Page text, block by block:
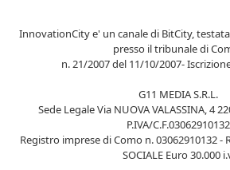
InnovationCity e' un canale di BitCity,
presso il tribunale di
n. 21/2007 del 11/10/2007-
G11 MEDIA S.R.L.
Sede Legale Via NUOVA VALASSINA, 4
P.IVA/C.F.03062910132
Registro imprese di Como n. 03062910132 -
SOCIALE Euro 30.000